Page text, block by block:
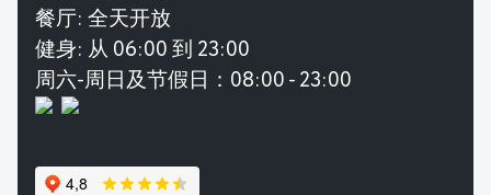
餐厅: 全天开放
健身: 从 06:00 到 23:00
周六-周日及节假日：08:00 - 23:00